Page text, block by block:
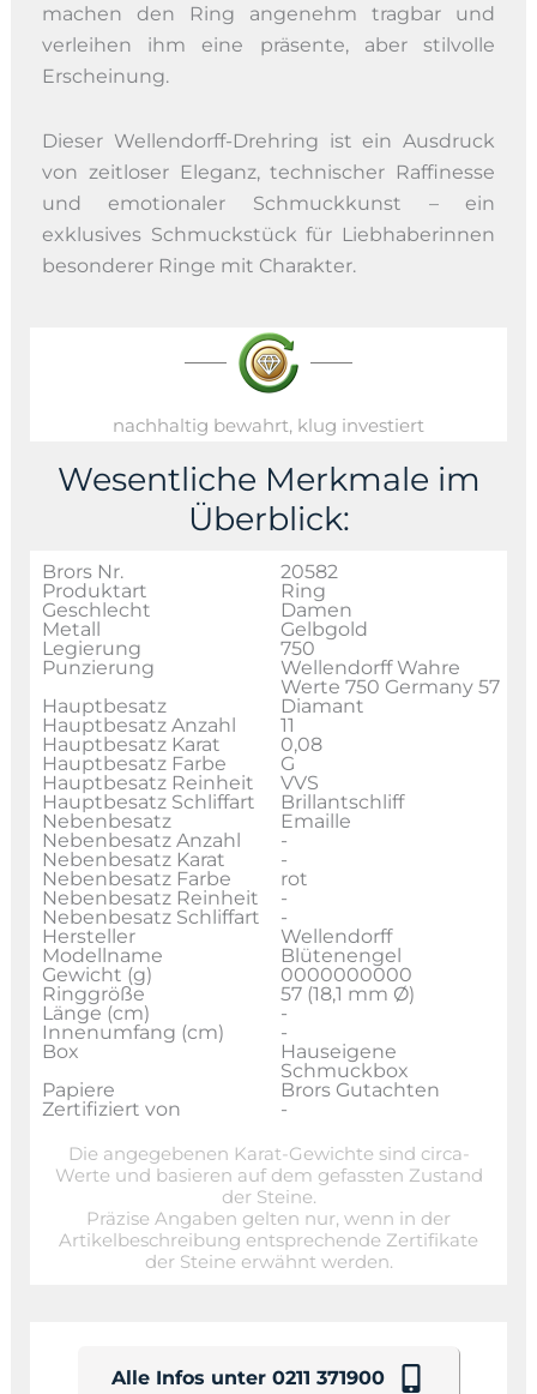
machen den Ring angenehm tragbar und
verleihen ihm eine präsente, aber stilvolle
Erscheinung.
Dieser Wellendorff-Drehring ist ein Ausdruck
von zeitloser Eleganz, technischer Raffinesse
und emotionaler Schmuckkunst – ein
exklusives Schmuckstück für Liebhaberinnen
besonderer Ringe mit Charakter.
nachhaltig bewahrt, klug investiert
Wesentliche Merkmale im
Überblick:
Brors Nr.
20582
Produktart
Ring
Geschlecht
Damen
Metall
Gelbgold
Legierung
750
Punzierung
Wellendorff Wahre
Werte 750 Germany 57
Hauptbesatz
Diamant
Hauptbesatz Anzahl
11
Hauptbesatz Karat
0,08
Hauptbesatz Farbe
G
Hauptbesatz Reinheit
VVS
Hauptbesatz Schliffart
Brillantschliff
Nebenbesatz
Emaille
Nebenbesatz Anzahl
-
Nebenbesatz Karat
-
Nebenbesatz Farbe
rot
Nebenbesatz Reinheit
-
Nebenbesatz Schliffart
-
Hersteller
Wellendorff
Modellname
Blütenengel
Gewicht (g)
0000000000
Ringgröße
57 (18,1 mm Ø)
Länge (cm)
-
Innenumfang (cm)
-
Box
Hauseigene
Schmuckbox
Papiere
Brors Gutachten
Zertifiziert von
-
Die angegebenen Karat-Gewichte sind circa-
Werte und basieren auf dem gefassten Zustand
der Steine.
Präzise Angaben gelten nur, wenn in der
Artikelbeschreibung entsprechende Zertifikate
der Steine erwähnt werden.
Alle Infos unter 0211 371900